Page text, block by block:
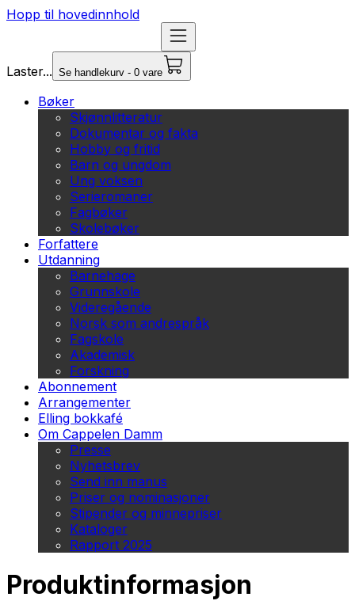
Hopp til hovedinnhold
Laster... Se handlekurv - 0 vare
Bøker
Skjønnlitteratur
Dokumentar og fakta
Hobby og fritid
Barn og ungdom
Ung voksen
Serieromaner
Fagbøker
Skolebøker
Forfattere
Utdanning
Barnehage
Grunnskole
Videregående
Norsk som andrespråk
Fagskole
Akademisk
Forskning
Abonnement
Arrangementer
Elling bokkafé
Om Cappelen Damm
Presse
Nyhetsbrev
Send inn manus
Priser og nominasjoner
Stipender og minnepriser
Kataloger
Rapport 2025
Produktinformasjon